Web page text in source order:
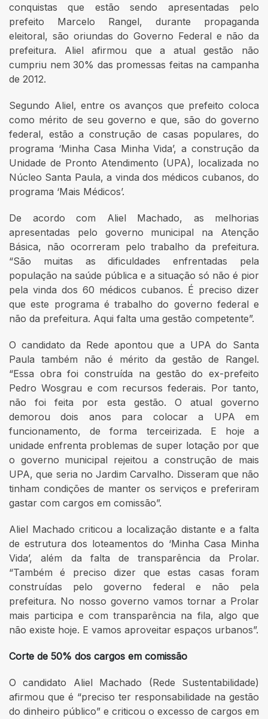
conquistas que estão sendo apresentadas pelo
prefeito Marcelo Rangel, durante propaganda
eleitoral, são oriundas do Governo Federal e não da
prefeitura. Aliel afirmou que a atual gestão não
cumpriu nem 30% das promessas feitas na campanha
de 2012.
Segundo Aliel, entre os avanços que prefeito coloca
como mérito de seu governo e que, são do governo
federal, estão a construção de casas populares, do
programa ‘Minha Casa Minha Vida’, a construção da
Unidade de Pronto Atendimento (UPA), localizada no
Núcleo Santa Paula, a vinda dos médicos cubanos, do
programa ‘Mais Médicos’.
De acordo com Aliel Machado, as melhorias
apresentadas pelo governo municipal na Atenção
Básica, não ocorreram pelo trabalho da prefeitura.
“São muitas as dificuldades enfrentadas pela
população na saúde pública e a situação só não é pior
pela vinda dos 60 médicos cubanos. É preciso dizer
que este programa é trabalho do governo federal e
não da prefeitura. Aqui falta uma gestão competente”.
O candidato da Rede apontou que a UPA do Santa
Paula também não é mérito da gestão de Rangel.
“Essa obra foi construída na gestão do ex-prefeito
Pedro Wosgrau e com recursos federais. Por tanto,
não foi feita por esta gestão. O atual governo
demorou dois anos para colocar a UPA em
funcionamento, de forma terceirizada. E hoje a
unidade enfrenta problemas de super lotação por que
o governo municipal rejeitou a construção de mais
UPA, que seria no Jardim Carvalho. Disseram que não
tinham condições de manter os serviços e preferiram
gastar com cargos em comissão”.
Aliel Machado criticou a localização distante e a falta
de estrutura dos loteamentos do ‘Minha Casa Minha
Vida’, além da falta de transparência da Prolar.
“Também é preciso dizer que estas casas foram
construídas pelo governo federal e não pela
prefeitura. No nosso governo vamos tornar a Prolar
mais participa e com transparência na fila, algo que
não existe hoje. E vamos aproveitar espaços urbanos”.
Corte de 50% dos cargos em comissão
O candidato Aliel Machado (Rede Sustentabilidade)
afirmou que é “preciso ter responsabilidade na gestão
do dinheiro público” e criticou o excesso de cargos em